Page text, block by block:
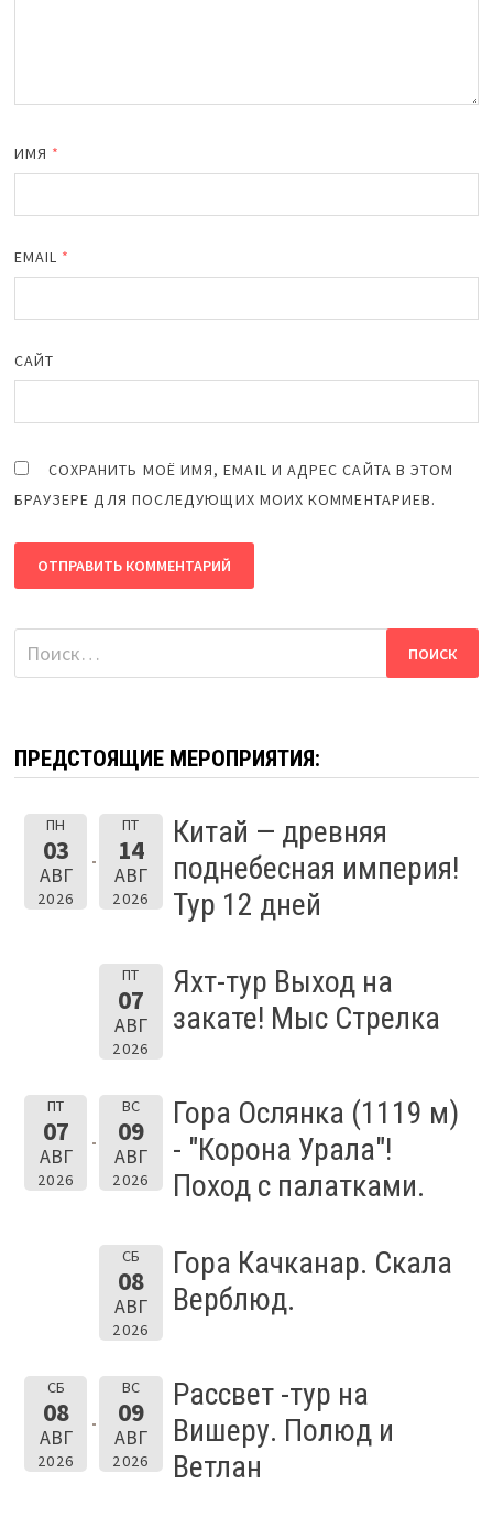
ИМЯ *
EMAIL *
САЙТ
СОХРАНИТЬ МОЁ ИМЯ, EMAIL И АДРЕС САЙТА В ЭТОМ
БРАУЗЕРЕ ДЛЯ ПОСЛЕДУЮЩИХ МОИХ КОММЕНТАРИЕВ.
Найти:
ПРЕДСТОЯЩИЕ МЕРОПРИЯТИЯ:
ПН
03
АВГ
2026
ПТ
14
АВГ
2026
Китай — древняя
поднебесная империя!
Тур 12 дней
ПТ
07
АВГ
2026
Яхт-тур Выход на
закате! Мыс Стрелка
ПТ
07
АВГ
2026
ВС
09
АВГ
2026
Гора Ослянка (1119 м)
- "Корона Урала"!
Поход с палатками.
СБ
08
АВГ
2026
Гора Качканар. Скала
Верблюд.
СБ
08
АВГ
2026
ВС
09
АВГ
2026
Рассвет -тур на
Вишеру. Полюд и
Ветлан